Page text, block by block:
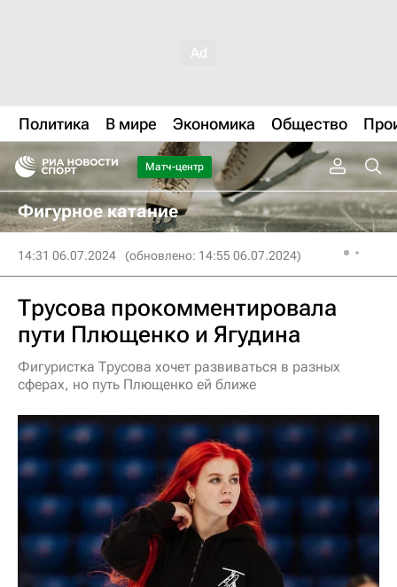
Политика В мире Экономика Общество
Матч-центр
Фигурное катание
14:31 06.07.2024 (обновлено: 14:55 06.07.2024)
Трусова прокомментировала
пути Плющенко и Ягудина
Фигуристка Трусова хочет развиваться в разных
сферах, но путь Плющенко ей ближе